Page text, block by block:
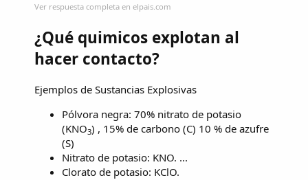
Ver respuesta completa en elpais.com
¿Qué quimicos explotan al
hacer contacto?
Ejemplos de Sustancias Explosivas
Pólvora negra: 70% nitrato de potasio
(KNO3) , 15% de carbono (C) 10 % de azufre
(S)
Nitrato de potasio: KNO. ...
Clorato de potasio: KClO.